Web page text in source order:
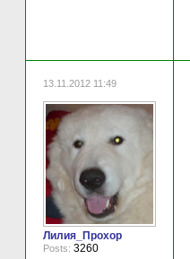
13.11.2012 11:49
Лилия_Прохор
Posts: 3260